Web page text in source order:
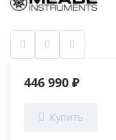
446 990 ₽